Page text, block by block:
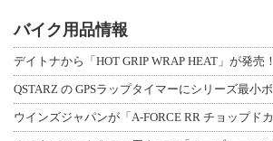
バイク用品情報
デイトナから「HOT GRIP WRAP HEAT」が発売
QSTARZ の GPSラップタイマーにシリーズ最小
ウインズジャパンが「A-FORCE RR チョップド